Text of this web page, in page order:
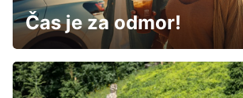
Čas je za odmor!